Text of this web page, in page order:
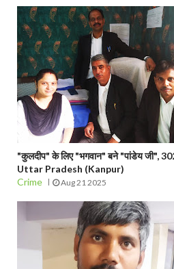
"कुलदीप" के लिए "भगवान" बने "पांडेय जी",
Uttar Pradesh (Kanpur)
Crime
Aug 21 2025